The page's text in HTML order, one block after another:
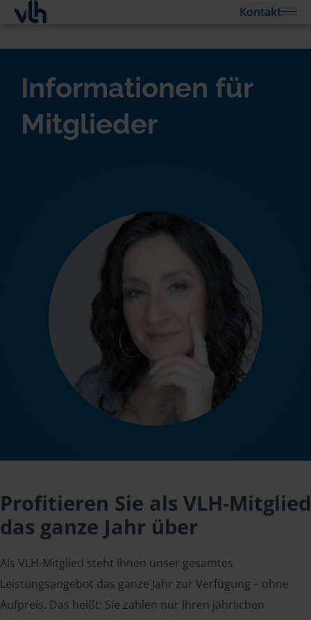
Kontakt
Informationen für
Mitglieder
Profitieren Sie als VLH-Mitglied
das ganze Jahr über
Als VLH-Mitglied steht Ihnen unser gesamtes
Leistungsangebot das ganze Jahr zur Verfügung – ohne
Aufpreis. Das heißt: Sie zahlen nur Ihren jährlichen